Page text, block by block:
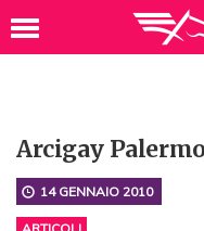
Arcigay
14 GENNAIO 2010